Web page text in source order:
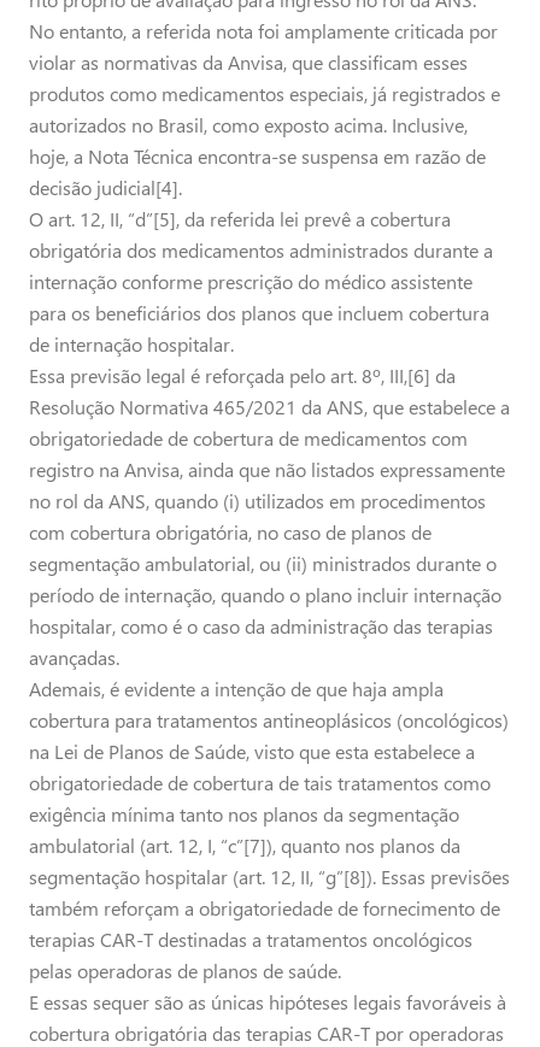
No entanto, a referida nota foi amplamente criticada por
violar as normativas da Anvisa, que classificam esses
produtos como medicamentos especiais, já registrados e
autorizados no Brasil, como exposto acima. Inclusive,
hoje, a Nota Técnica encontra-se suspensa em razão de
decisão judicial[4].
O art. 12, II, “d”[5], da referida lei prevê a cobertura
obrigatória dos medicamentos administrados durante a
internação conforme prescrição do médico assistente
para os beneficiários dos planos que incluem cobertura
de internação hospitalar.
Essa previsão legal é reforçada pelo art. 8º, III,[6] da
Resolução Normativa 465/2021 da ANS, que estabelece a
obrigatoriedade de cobertura de medicamentos com
registro na Anvisa, ainda que não listados expressamente
no rol da ANS, quando (i) utilizados em procedimentos
com cobertura obrigatória, no caso de planos de
segmentação ambulatorial, ou (ii) ministrados durante o
período de internação, quando o plano incluir internação
hospitalar, como é o caso da administração das terapias
avançadas.
Ademais, é evidente a intenção de que haja ampla
cobertura para tratamentos antineoplásicos (oncológicos)
na Lei de Planos de Saúde, visto que esta estabelece a
obrigatoriedade de cobertura de tais tratamentos como
exigência mínima tanto nos planos da segmentação
ambulatorial (art. 12, I, “c”[7]), quanto nos planos da
segmentação hospitalar (art. 12, II, “g”[8]). Essas previsões
também reforçam a obrigatoriedade de fornecimento de
terapias CAR-T destinadas a tratamentos oncológicos
pelas operadoras de planos de saúde.
E essas sequer são as únicas hipóteses legais favoráveis à
cobertura obrigatória das terapias CAR-T por operadoras